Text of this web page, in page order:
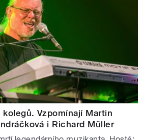
kolegů. Vzpomínají Martin
i Richard Müller